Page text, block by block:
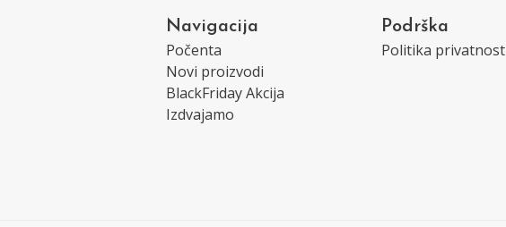
Navigacija
Počenta
Novi proizvodi
BlackFriday Akcija
Izdvajamo
Podrška
Politika